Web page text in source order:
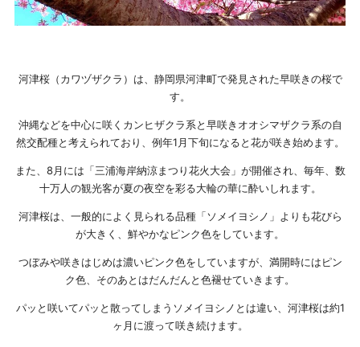
河津桜（カワヅザクラ）は、静岡県河津町で発見された早咲きの桜で
す。
沖縄などを中心に咲くカンヒザクラ系と早咲きオオシマザクラ系の自
然交配種と考えられており、例年1月下旬になると花が咲き始めます。
また、8月には「三浦海岸納涼まつり花火大会」が開催され、毎年、数
十万人の観光客が夏の夜空を彩る大輪の華に酔いしれます。
河津桜は、一般的によく見られる品種「ソメイヨシノ」よりも花びら
が大きく、鮮やかなピンク色をしています。
つぼみや咲きはじめは濃いピンク色をしていますが、満開時にはピン
ク色、そのあとはだんだんと色褪せていきます。
パッと咲いてパッと散ってしまうソメイヨシノとは違い、河津桜は約1
ヶ月に渡って咲き続けます。